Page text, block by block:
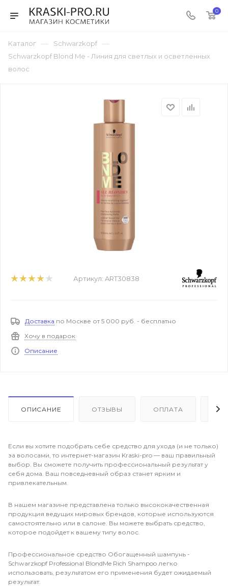
0
Каталог — Schwarzkopf —
Schwarzkopf Blond Me - Линия для светлых и осветленных
волос
Артикул: ART30838
Доставка по Москве от 5 000 руб. - бесплатно
Хочу в подарок
Описание
ОПИСАНИЕ ОТЗЫВЫ ОПЛАТА
Если вы хотите подобрать себе средство для ухода (и не только)
за волосами, то интернет-магазин Kraski-pro — ваш правильный
выбор. Вы сможете получить профессиональный результат у
себя дома. Ваш повседневный образ станет ярким и
привлекательным.
В нашем магазине представлена только высококачественная
продукция ведущих мировых брендов, которые используются
самостоятельно или в салоне. Вы можете выбрать средство,
которое подойдет к вашему типу волос.
Профессиональное средство Обогащенный шампунь -
Schwarzkopf Professional BlondMe Rich Shampoo легко
использовать, результатом его применения будет ожидаемый
результат.